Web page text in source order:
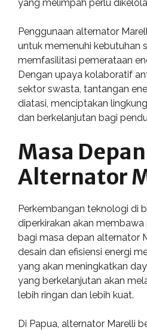
yang melimpah perlu
Penggunaan alternator
untuk memenuhi kebutuhan
memfasilitasi pemerataan
Dengan upaya kolaboratif
sektor swasta, tantangan
diatasi, menciptakan
dan berkelanjutan bagi
Masa Depan
Alternator
Perkembangan teknologi di
diperkirakan akan membawa
bagi masa depan alternator
desain dan efisiensi energi
yang akan meningkatkan
yang berkelanjutan akan
lebih ringan dan lebih kuat.
Di Papua, alternator Marelli